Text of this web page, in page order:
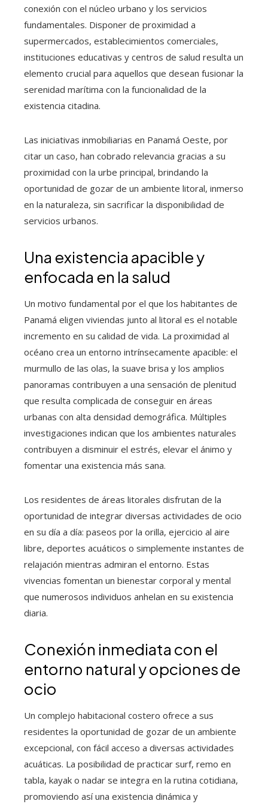
conexión con el núcleo urbano y los servicios
fundamentales. Disponer de proximidad a
supermercados, establecimientos comerciales,
instituciones educativas y centros de salud resulta un
elemento crucial para aquellos que desean fusionar la
serenidad marítima con la funcionalidad de la
existencia citadina.
Las iniciativas inmobiliarias en Panamá Oeste, por
citar un caso, han cobrado relevancia gracias a su
proximidad con la urbe principal, brindando la
oportunidad de gozar de un ambiente litoral, inmerso
en la naturaleza, sin sacrificar la disponibilidad de
servicios urbanos.
Una existencia apacible y
enfocada en la salud
Un motivo fundamental por el que los habitantes de
Panamá eligen viviendas junto al litoral es el notable
incremento en su calidad de vida. La proximidad al
océano crea un entorno intrínsecamente apacible: el
murmullo de las olas, la suave brisa y los amplios
panoramas contribuyen a una sensación de plenitud
que resulta complicada de conseguir en áreas
urbanas con alta densidad demográfica. Múltiples
investigaciones indican que los ambientes naturales
contribuyen a disminuir el estrés, elevar el ánimo y
fomentar una existencia más sana.
Los residentes de áreas litorales disfrutan de la
oportunidad de integrar diversas actividades de ocio
en su día a día: paseos por la orilla, ejercicio al aire
libre, deportes acuáticos o simplemente instantes de
relajación mientras admiran el entorno. Estas
vivencias fomentan un bienestar corporal y mental
que numerosos individuos anhelan en su existencia
diaria.
Conexión inmediata con el
entorno natural y opciones de
ocio
Un complejo habitacional costero ofrece a sus
residentes la oportunidad de gozar de un ambiente
excepcional, con fácil acceso a diversas actividades
acuáticas. La posibilidad de practicar surf, remo en
tabla, kayak o nadar se integra en la rutina cotidiana,
promoviendo así una existencia dinámica y